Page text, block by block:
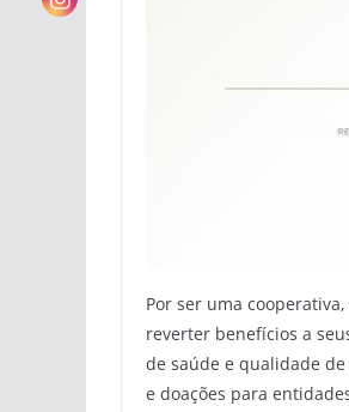
Por ser uma
reverter benefícios a
de saúde e qualidade
e doações para